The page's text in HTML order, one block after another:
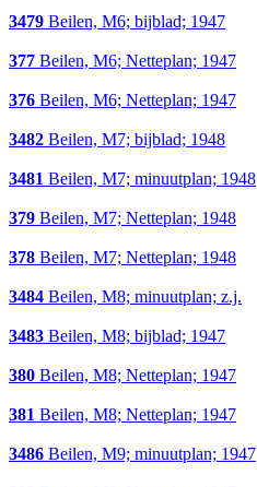
3479 Beilen, M6; bijblad; 1947
377 Beilen, M6; Netteplan; 1947
376 Beilen, M6; Netteplan; 1947
3482 Beilen, M7; bijblad; 1948
3481 Beilen, M7; minuutplan; 1948
379 Beilen, M7; Netteplan; 1948
378 Beilen, M7; Netteplan; 1948
3484 Beilen, M8; minuutplan; z.j.
3483 Beilen, M8; bijblad; 1947
380 Beilen, M8; Netteplan; 1947
381 Beilen, M8; Netteplan; 1947
3486 Beilen, M9; minuutplan; 1947